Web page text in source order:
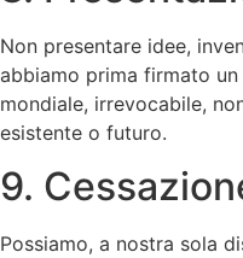
Non presentare idee,
abbiamo prima firmato
mondiale, irrevocabile,
esistente o futuro.
9.
Possiamo, a nostra sola